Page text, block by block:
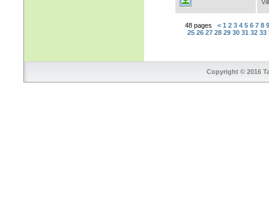
48 pages < 1 2 3 4 5 6 7 8
25 26 27 28 29 30 31 32 33
Copyright © 2016